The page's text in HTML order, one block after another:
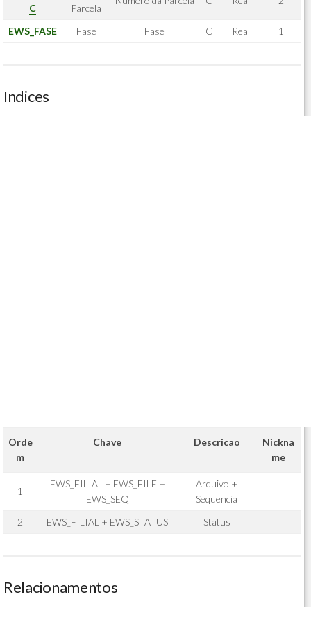
C Parcela
EWS_FASE Fase Fase C Real 1
Indices
Orde
m
Chave Descricao
Nickna
me
1
EWS_FILIAL + EWS_FILE +
EWS_SEQ
Arquivo +
Sequencia
2
EWS_FILIAL + EWS_STATUS Status
Relacionamentos